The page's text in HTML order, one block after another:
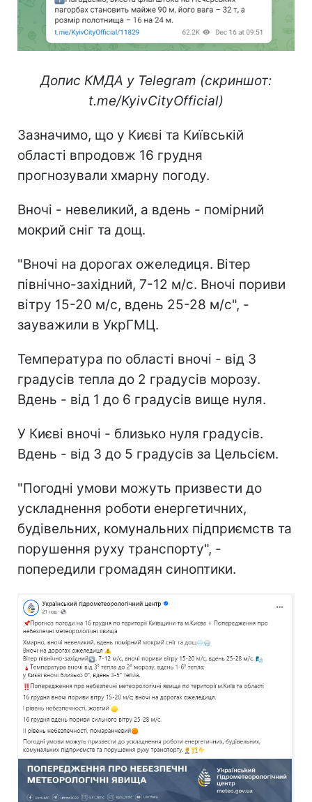
Допис КМДА у Telegram (скриншот:
t.me/KyivCityOfficial)
Зазначимо, що у Києві та Київській
області впродовж 16 грудня
прогнозували хмарну погоду.
Вночі - невеликий, а вдень - помірний
мокрий сніг та дощ.
"Вночі на дорогах ожеледиця. Вітер
північно-західний, 7-12 м/с. Вночі пориви
вітру 15-20 м/с, вдень 25-28 м/с", -
зауважили в УкрГМЦ.
Температура по області вночі - від 3
градусів тепла до 2 градусів морозу.
Вдень - від 1 до 6 градусів вище нуля.
У Києві вночі - близько нуля градусів.
Вдень - від 3 до 5 градусів за Цельсієм.
"Погодні умови можуть призвести до
ускладнення роботи енергетичних,
будівельних, комунальних підприємств та
порушення руху транспорту", -
попередили громадян синоптики.